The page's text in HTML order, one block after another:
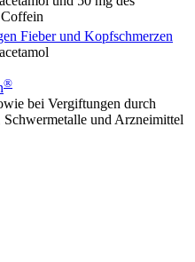
Fieber und Kopfschmerzen
®
bei Vergiftungen durch
und Arzneimittel